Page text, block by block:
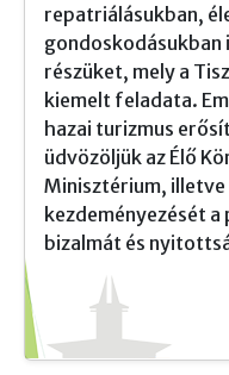
repatriálásukban,
gondoskodásukban
részüket, mely a
kiemelt feladata.
hazai turizmus
üdvözöljük az Élő
Minisztérium, illetve
kezdeményezését
bizalmát és